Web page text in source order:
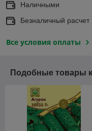
Наличными
Безналичный расчет
Все условия оплаты
Подобные товары